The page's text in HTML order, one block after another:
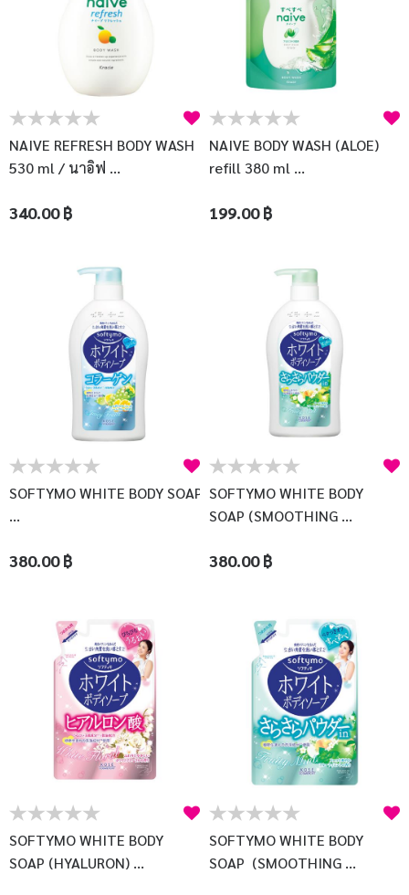
NAIVE REFRESH BODY WASH
530 ml / นาอิฟ ...
340.00 ฿
NAIVE BODY WASH (ALOE)
refill 380 ml ...
199.00 ฿
SOFTYMO WHITE BODY SOAP (COLLAGEN) 600
...
380.00 ฿
SOFTYMO WHITE BODY
SOAP (SMOOTHING ...
380.00 ฿
SOFTYMO WHITE BODY
SOAP (HYALURON) ...
SOFTYMO WHITE BODY
SOAP (SMOOTHING ...